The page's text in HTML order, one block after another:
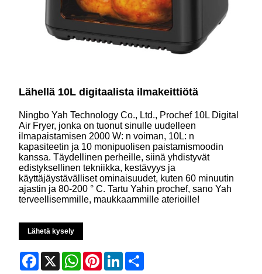
Lähellä 10L digitaalista ilmakeittiötä
Ningbo Yah Technology Co., Ltd., Prochef 10L Digital
Air Fryer, jonka on tuonut sinulle uudelleen
ilmapaistamisen 2000 W: n voiman, 10L: n
kapasiteetin ja 10 monipuolisen paistamismoodin
kanssa. Täydellinen perheille, siinä yhdistyvät
edistyksellinen tekniikka, kestävyys ja
käyttäjäystävälliset ominaisuudet, kuten 60 minuutin
ajastin ja 80-200 ° C. Tartu Yahin prochef, sano Yah
terveellisemmille, maukkaammille aterioille!
Lähetä kysely
Facebook
X WhatsApp
PinterestLinkedIn